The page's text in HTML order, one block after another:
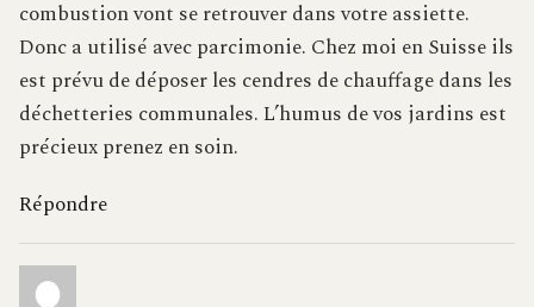
combustion vont se retrouver dans votre assiette.
Donc a utilisé avec parcimonie. Chez moi en Suisse ils
est prévu de déposer les cendres de chauffage dans les
déchetteries communales. L’humus de vos jardins est
précieux prenez en soin.
Répondre